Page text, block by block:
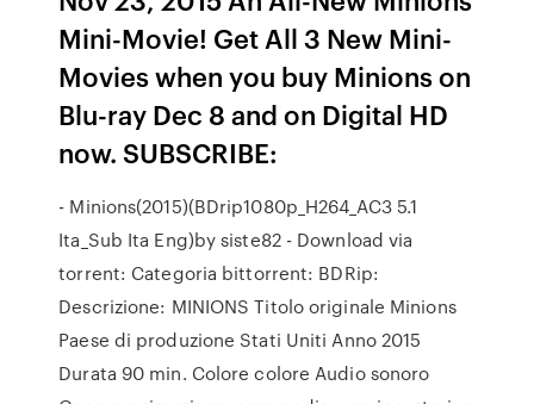
Mini-Movie! Get All 3 New Mini-
Movies when you buy Minions on
Blu-ray Dec 8 and on Digital HD
now. SUBSCRIBE:
- Minions(2015)(BDrip1080p_H264_AC3 5.1
Ita_Sub Ita Eng)by siste82 - Download via
torrent: Categoria bittorrent: BDRip:
Descrizione: MINIONS Titolo originale Minions
Paese di produzione Stati Uniti Anno 2015
Durata 90 min. Colore colore Audio sonoro